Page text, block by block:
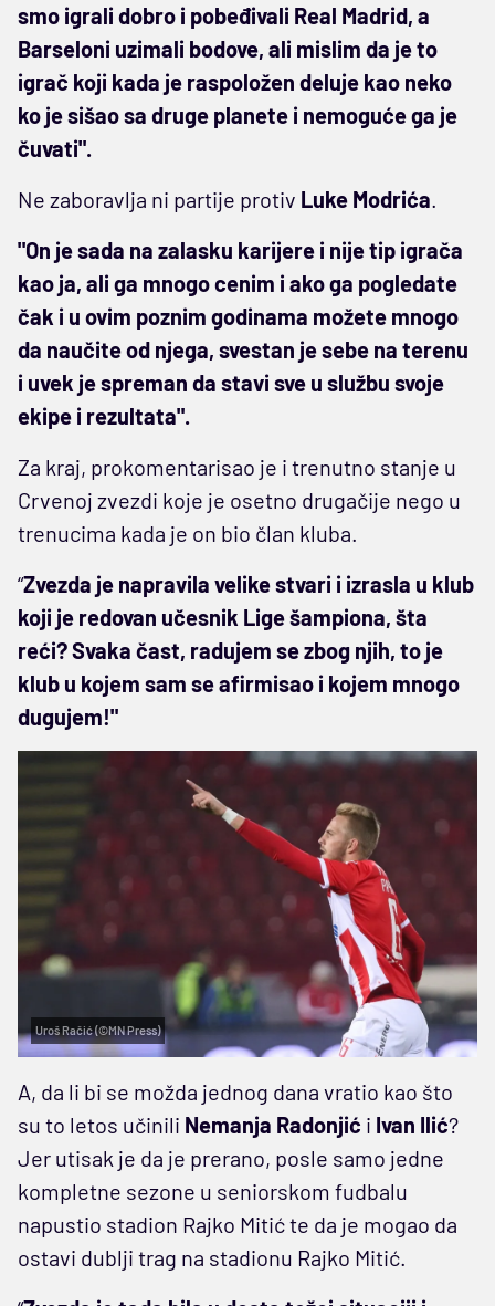
smo igrali dobro i pobeđivali Real Madrid, a
Barseloni uzimali bodove, ali mislim da je to
igrač koji kada je raspoložen deluje kao neko
ko je sišao sa druge planete i nemoguće ga je
čuvati".
Ne zaboravlja ni partije protiv Luke Modrića.
"On je sada na zalasku karijere i nije tip igrača
kao ja, ali ga mnogo cenim i ako ga pogledate
čak i u ovim poznim godinama možete mnogo
da naučite od njega, svestan je sebe na terenu
i uvek je spreman da stavi sve u službu svoje
ekipe i rezultata".
Za kraj, prokomentarisao je i trenutno stanje u
Crvenoj zvezdi koje je osetno drugačije nego u
trenucima kada je on bio član kluba.
“Zvezda je napravila velike stvari i izrasla u klub
koji je redovan učesnik Lige šampiona, šta
reći? Svaka čast, radujem se zbog njih, to je
klub u kojem sam se afirmisao i kojem mnogo
dugujem!"
Uroš Račić (©MN Press)
A, da li bi se možda jednog dana vratio kao što
su to letos učinili Nemanja Radonjić i Ivan Ilić?
Jer utisak je da je prerano, posle samo jedne
kompletne sezone u seniorskom fudbalu
napustio stadion Rajko Mitić te da je mogao da
ostavi dublji trag na stadionu Rajko Mitić.